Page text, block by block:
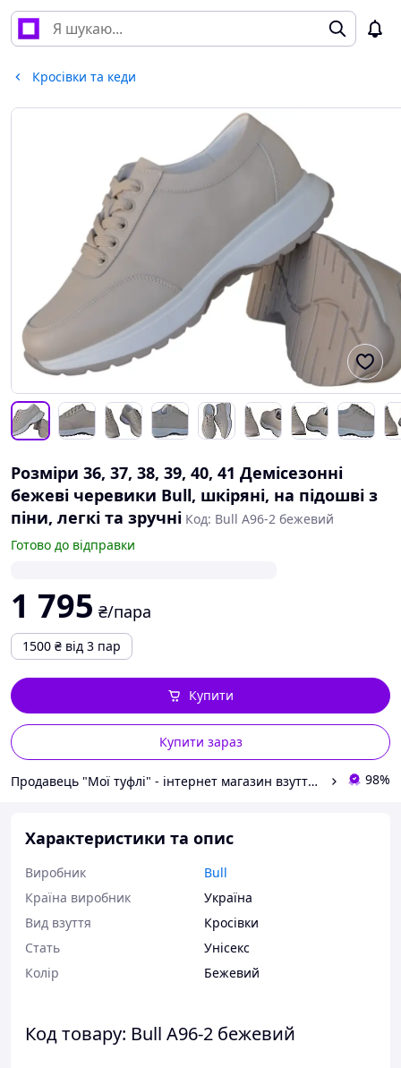
Кросівки та кеди
Розміри 36, 37, 38, 39, 40, 41 Демісезонні
бежеві черевики Bull, шкіряні, на підошві з
піни, легкі та зручні Код: Bull A96-2 бежевий
Готово до відправки
1 795 ₴/пара
1500 ₴ від 3 пар
Купити зараз
Купити
Продавець "Мої туфлі" - інтернет магазин взуття на всі випадки життя. 98%
Характеристики та опис
Виробник
Bull
Країна виробник
Україна
Вид взуття
Кросівки
Стать
Унісекс
Колір
Бежевий
Код товару: Bull A96-2 бежевий